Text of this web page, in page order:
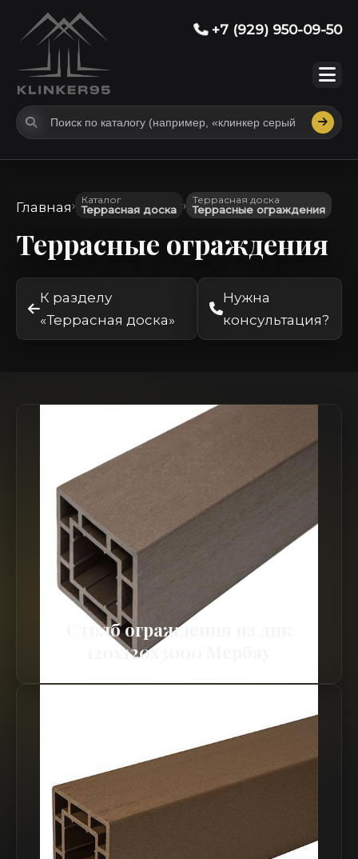
+7 (929) 950-09-50
Главная› Каталог
Террасная доска › Террасная доска
Террасные ограждения
Террасные ограждения
К разделу
«Террасная доска»
Нужна
консультация?
Столб ограждения из дпк
120х120х3000 Мербау